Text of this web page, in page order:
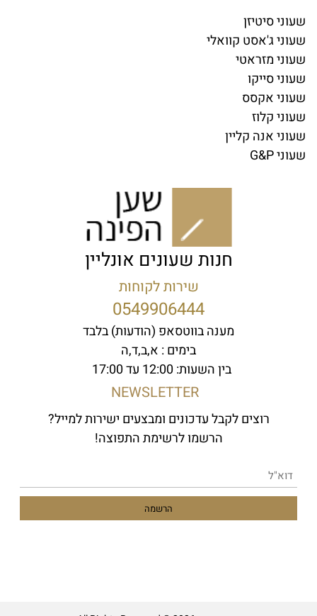
שעוני סיטיזן
שעוני ג'אסט קוואלי
שעוני מזראטי
שעוני סייקו
שעוני אקסס
שעוני קלוז
שעוני אנה קליין
שעוני G&P
חנות שעונים אונליין
שירות לקוחות
0549906444
מענה בווטסאפ (הודעות) בלבד
בימים : א,ב,ד,ה
בין השעות: 12:00 עד 17:00
NEWSLETTER
רוצים לקבל עדכונים ומבצעים ישירות למייל?
הרשמו לרשימת התפוצה!